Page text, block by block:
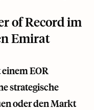
of Record im
Emirat
EOR
strategische
oder den Markt